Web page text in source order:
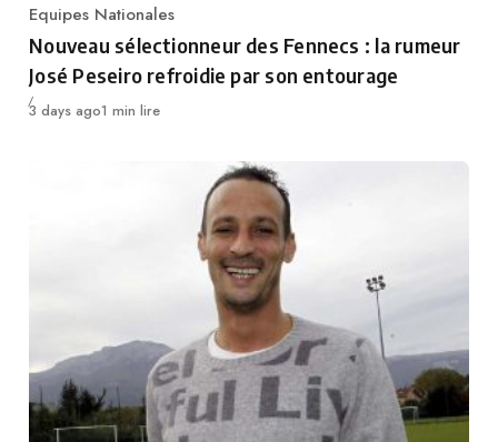
Category
Equipes Nationales
Nouveau sélectionneur des Fennecs : la rumeur
José Peseiro refroidie par son entourage
Publié
3 days ago1 min lire